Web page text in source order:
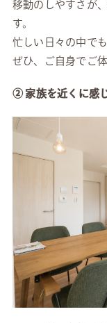
移動のしやすさが
す。
忙しい日々の中で
ぜひ、ご自身でご
② 家族を近くに感